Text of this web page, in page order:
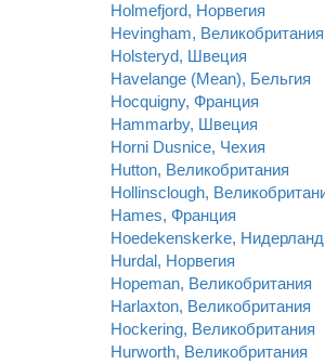
Holmefjord, Норвегия
Hevingham, Великобритания
Holsteryd, Швеция
Havelange (Mean), Бельгия
Hocquigny, Франция
Hammarby, Швеция
Horni Dusnice, Чехия
Hutton, Великобритания
Hollinsclough,
Hames, Франция
Hoedekenskerke,
Hurdal, Норвегия
Hopeman, Великобритания
Harlaxton, Великобритания
Hockering, Великобритания
Hurworth, Великобритания